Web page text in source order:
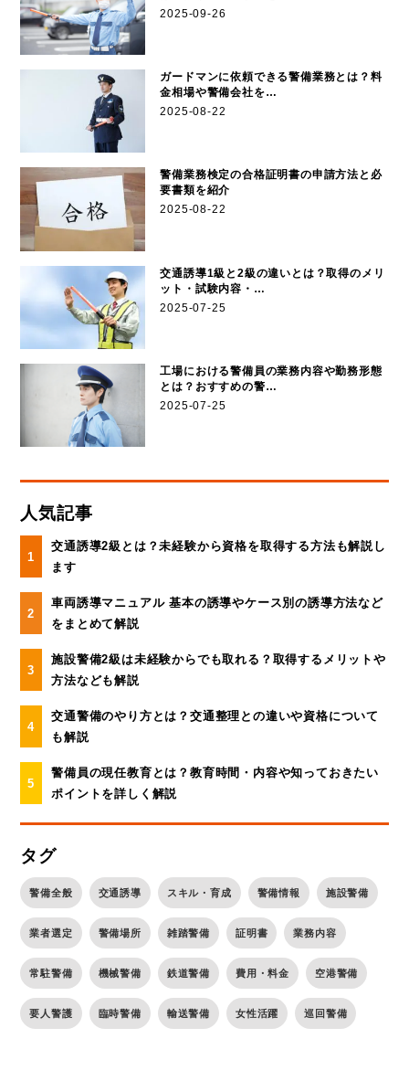
2025-09-26
ガードマンに依頼できる警備業務とは？料
金相場や警備会社を…
2025-08-22
警備業務検定の合格証明書の申請方法と必
要書類を紹介
2025-08-22
交通誘導1級と2級の違いとは？取得のメリ
ット・試験内容・…
2025-07-25
工場における警備員の業務内容や勤務形態
とは？おすすめの警…
2025-07-25
人気記事
交通誘導2級とは？未経験から資格を取得する方法も解説し
ます
車両誘導マニュアル 基本の誘導やケース別の誘導方法など
をまとめて解説
施設警備2級は未経験からでも取れる？取得するメリットや
方法なども解説
交通警備のやり方とは？交通整理との違いや資格について
も解説
警備員の現任教育とは？教育時間・内容や知っておきたい
ポイントを詳しく解説
タグ
警備全般 交通誘導 スキル・育成 警備情報 施設警備
業者選定 警備場所 雑踏警備 証明書 業務内容
常駐警備 機械警備 鉄道警備 費用・料金 空港警備
要人警護 臨時警備 輸送警備 女性活躍 巡回警備